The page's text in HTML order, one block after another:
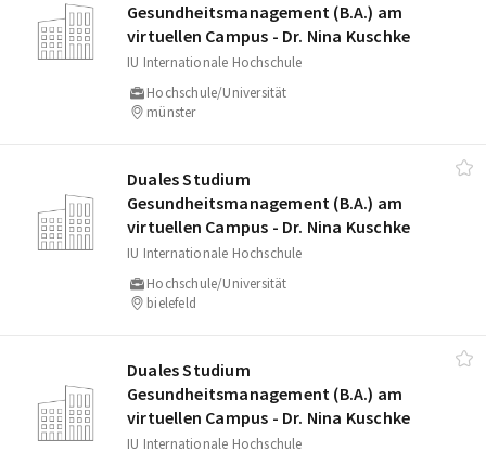
Gesundheitsmanagement (B.A.) am
virtuellen Campus - Dr. Nina Kuschke
IU Internationale Hochschule
Hochschule/Universität
münster
Duales Studium
Gesundheitsmanagement (B.A.) am
virtuellen Campus - Dr. Nina Kuschke
IU Internationale Hochschule
Hochschule/Universität
bielefeld
Duales Studium
Gesundheitsmanagement (B.A.) am
virtuellen Campus - Dr. Nina Kuschke
IU Internationale Hochschule